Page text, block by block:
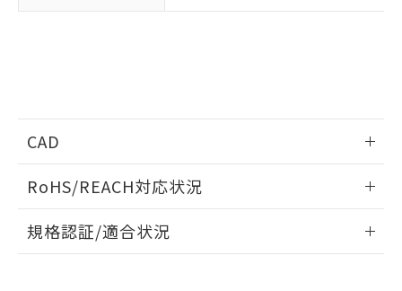
CAD
ドすることができます。
ログイン/会員登録
RoHS/REACH対応状況
EU RoHS 注意事項・凡例
規格認証/適合状況
ください。
お客様が当ウェブサイト上で当社にご
登録された部品リストについて、当社
および当社の共同利用者が、当社の製
品・サービスに関するお客様との取
引・商談に必要な範囲で利用すること
※3 非含有証明書ダウンロード
とができます。
※2 環境保護使用期限
及ぼさない年数を意味します。
い合わせください。
使用いたしません。
り引きをいたしません。
合意する
たはお客様担当のオムロン制御